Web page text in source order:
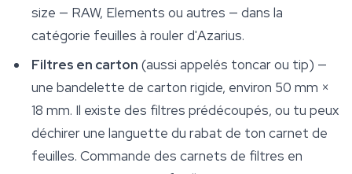
size — RAW, Elements ou autres — dans la
catégorie feuilles à rouler d'Azarius.
Filtres en carton (aussi appelés toncar ou tip) —
une bandelette de carton rigide, environ 50 mm ×
18 mm. Il existe des filtres prédécoupés, ou tu peux
déchirer une languette du rabat de ton carnet de
feuilles. Commande des carnets de filtres en